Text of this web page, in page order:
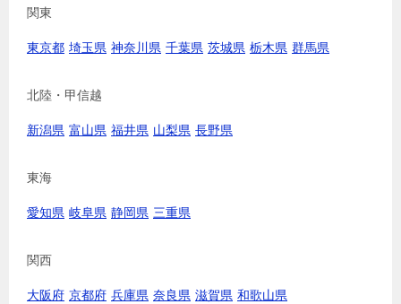
関東
東京都 埼玉県 神奈川県 千葉県 茨城県 栃木県 群馬県
北陸・甲信越
新潟県 富山県 福井県 山梨県 長野県
東海
愛知県 岐阜県 静岡県 三重県
関西
大阪府 京都府 兵庫県 奈良県 滋賀県 和歌山県